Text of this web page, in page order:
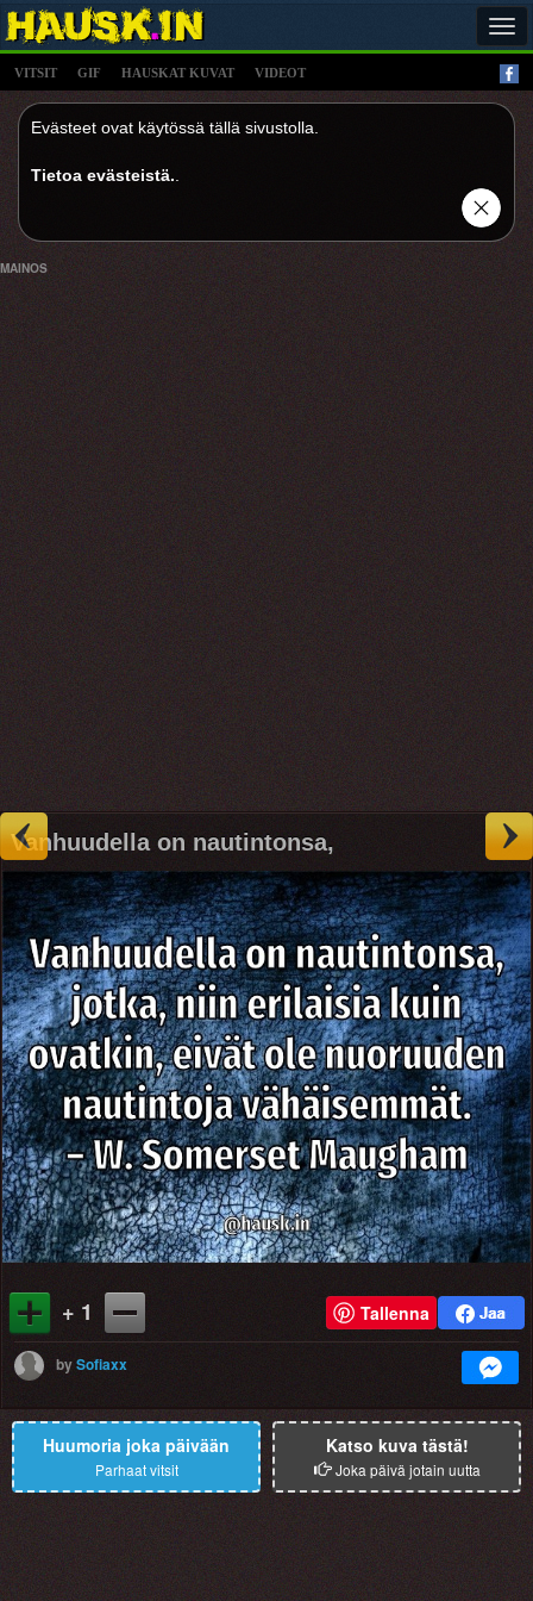
VITSIT GIF HAUSKAT KUVAT VIDEOT
Evästeet ovat käytössä tällä sivustolla.
Tietoa evästeistä.
MAINOS
Vanhuudella on nautintonsa,
+ 1 Tallenna
bySofiaxx
Huumoria joka päivään
Parhaat vitsit
Katso kuva tästä!
Joka päivä jotain uutta